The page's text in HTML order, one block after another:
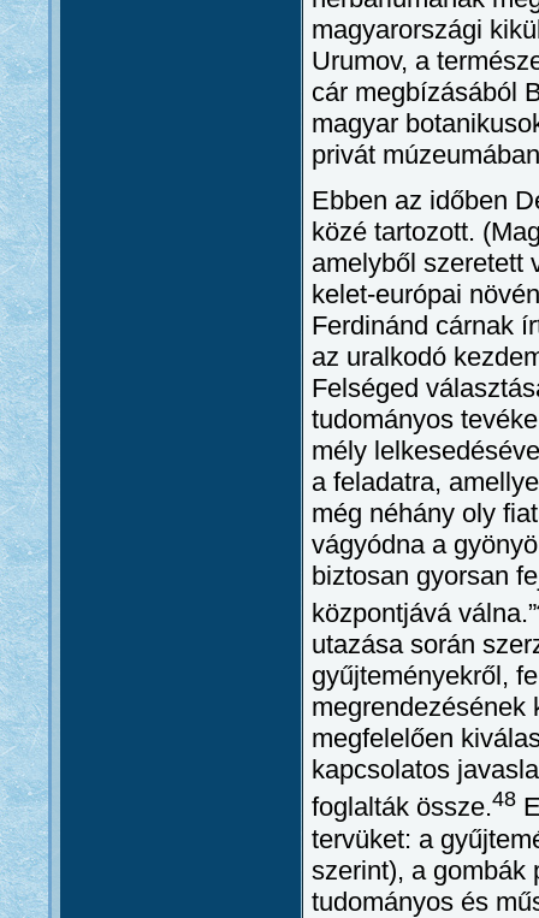
magyarországi
Urumov, a
cár megbízásából
magyar
privát
Ebben az időben
közé tartozott.
amelyből szeretett
kelet-európai
Ferdinánd cárnak
az uralkodó
Felséged
tudományos
mély
a feladatra,
még néhány oly
vágyódna a
biztosan gyorsan
központjává válna.”
utazása során
gyűjteményekről,
megrendezésének
megfelelően
kapcsolatos
foglalták össze.48
tervüket: a
szerint), a gombák
tudományos és